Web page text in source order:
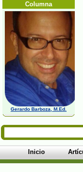
Columna
Gerardo Barboza, M.Ed.
Inicio